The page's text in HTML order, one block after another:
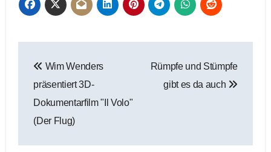
Wim Wenders
präsentiert 3D-
Dokumentarfilm "Il Volo"
(Der Flug)
Rümpfe und Stümpfe
gibt es da auch